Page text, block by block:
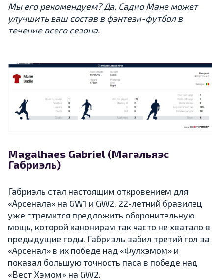
Мы его рекомендуем? Да, Садио Мане может
улучшить ваш состав в фэнтези-футбол в
течение всего сезона.
Magalhaes Gabriel (Магальяэс
Габриэль)
Габриэль стал настоящим откровением для
«Арсенала» на GW1 и GW2. 22-летний бразилец
уже стремится предложить оборонительную
мощь, которой канонирам так часто не хватало в
предыдущие годы. Габриэль забил третий гол за
«Арсенал» в их победе над «Фулхэмом» и
показал большую точность паса в победе над
«Вест Хэмом» на GW2.